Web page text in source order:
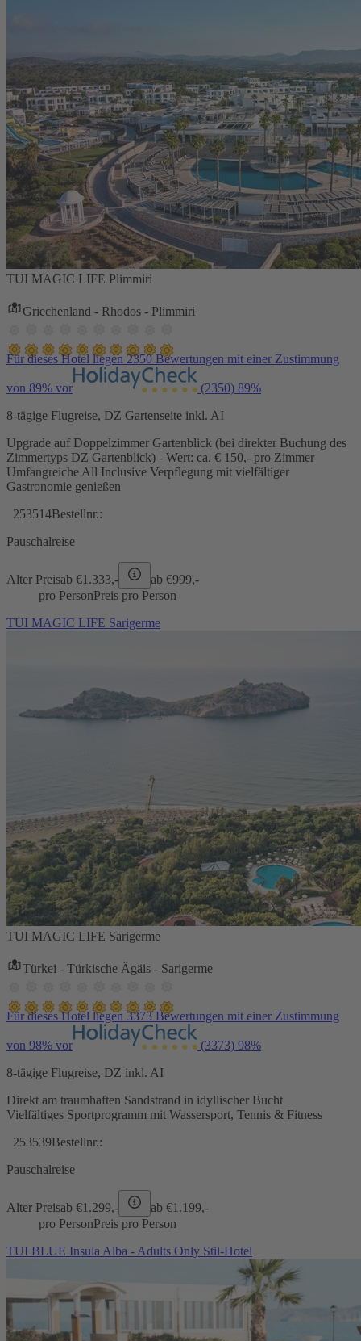
TUI MAGIC LIFE Plimmiri
Griechenland - Rhodos - Plimmiri
Für dieses Hotel liegen 2350 Bewertungen mit einer Zustimmung
von 89% vor (2350) 89%
8-tägige Flugreise, DZ Gartenseite inkl. AI
Upgrade auf Doppelzimmer Gartenblick (bei direkter Buchung des
Zimmertyps DZ Gartenblick) - Wert: ca. € 150,- pro Zimmer
Umfangreiche All Inclusive Verpflegung mit vielfältiger
Gastronomie genießen
253514Bestellnr.:
Pauschalreise
Alter Preisab €1.333,- ab €999,-
pro PersonPreis pro Person
TUI MAGIC LIFE Sarigerme
TUI MAGIC LIFE Sarigerme
Türkei - Türkische Ägäis - Sarigerme
Für dieses Hotel liegen 3373 Bewertungen mit einer Zustimmung
von 98% vor (3373) 98%
8-tägige Flugreise, DZ inkl. AI
Direkt am traumhaften Sandstrand in idyllischer Bucht
Vielfältiges Sportprogramm mit Wassersport, Tennis & Fitness
253539Bestellnr.:
Pauschalreise
Alter Preisab €1.299,- ab €1.199,-
pro PersonPreis pro Person
TUI BLUE Insula Alba - Adults Only Stil-Hotel